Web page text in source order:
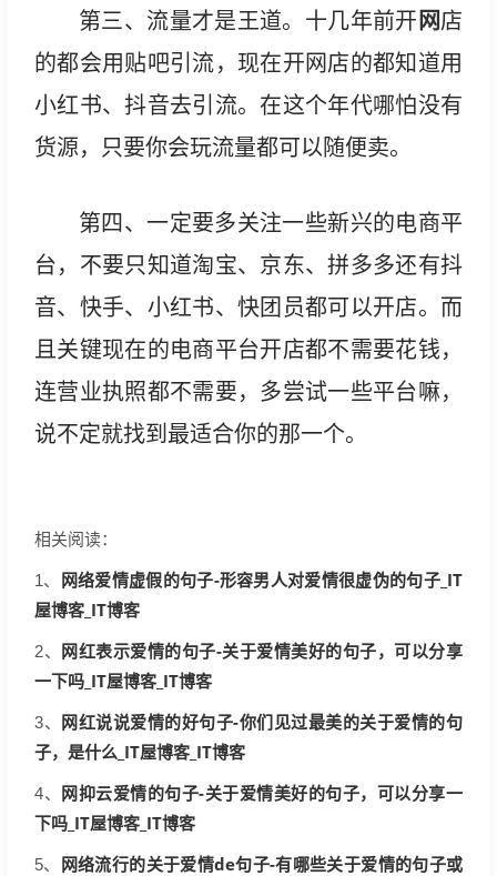
第三、流量才是王道。十几年前开 网店
的都会用贴吧引流，现在开网店的都知道用
小红书、抖音去引流。在这个年代哪怕没有
货源，只要你会玩流量都可以随便卖。
第四、一定要多关注一些新兴的电商平
台，不要只知道淘宝、京东、拼多多还有抖
音、快手、小红书、快团员都可以开店。而
且关键现在的电商平台开店都不需要花钱，
连营业执照都不需要，多尝试一些平台嘛，
说不定就找到最适合你的那一个。
相关阅读：
1、 网络爱情虚假的句子-形容男人对爱情很虚伪的句子_IT
屋博客_IT博客
2、 网红表示爱情的句子-关于爱情美好的句子，可以分享
一下吗_IT屋博客_IT博客
3、 网红说说爱情的好句子-你们见过最美的关于爱情的句
子，是什么_IT屋博客_IT博客
4、 网抑云爱情的句子-关于爱情美好的句子，可以分享一
下吗_IT屋博客_IT博客
5、 网络流行的关于爱情de句子-有哪些关于爱情的句子或